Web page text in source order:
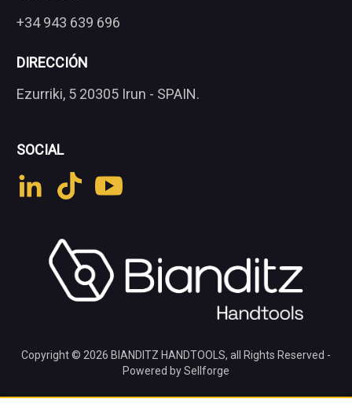
+34 943 639 696
DIRECCIÓN
Ezurriki, 5 20305 Irun - SPAIN.
SOCIAL
Copyright © 2026 BIANDITZ HANDTOOLS, all Rights Reserved -
Powered by Sellforge